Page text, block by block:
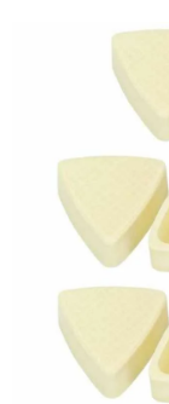
PRO OSLAVY
POCHUTINY
ZDRAVÉ PEČENÍ
DÁRKOVÉ
TÉMATICKÉ